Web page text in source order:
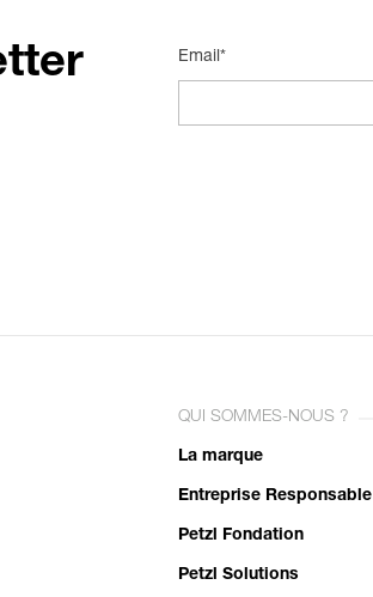
Email*
QUI SOMMES-NOUS ?
La marque
Entreprise Responsable
Petzl Fondation
Petzl Solutions